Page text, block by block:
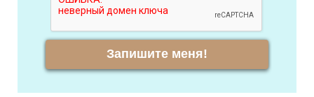
Запишите меня!